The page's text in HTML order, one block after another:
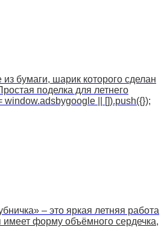
бумаги, шарик которого сделан
поделка для летнего
window.adsbygoogle || []).push({});
– это яркая летняя работа
имеет форму объёмного сердечка,